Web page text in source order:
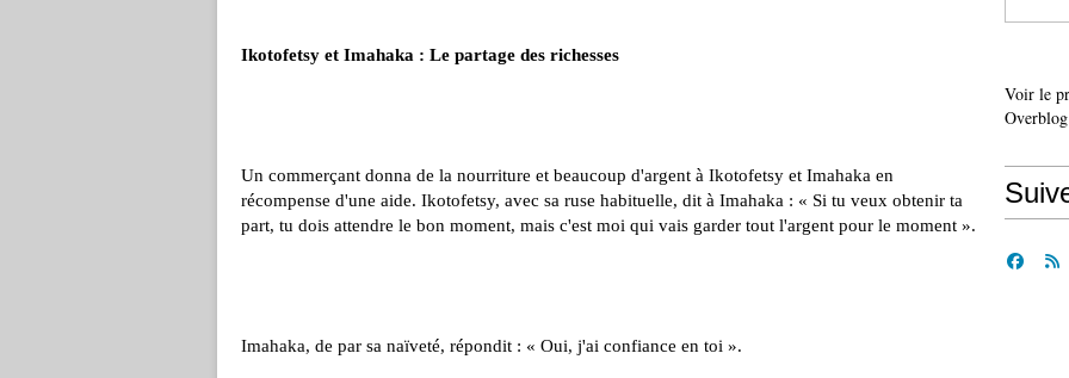
Ikotofetsy et Imahaka : Le partage des richesses
Un commerçant donna de la nourriture et beaucoup d'argent à Ikotofetsy et Imahaka en
récompense d'une aide. Ikotofetsy, avec sa ruse habituelle, dit à Imahaka : « Si tu veux obtenir ta
part, tu dois attendre le bon moment, mais c'est moi qui vais garder tout l'argent pour le moment ».
Imahaka, de par sa naïveté, répondit : « Oui, j'ai confiance en toi ».
Voir le
Overblog